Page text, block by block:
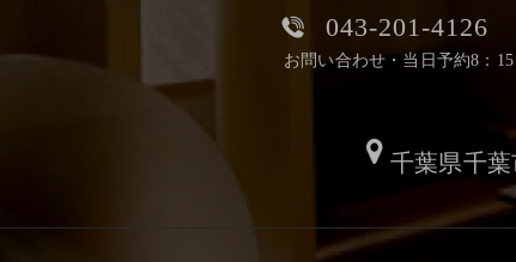
043-201-4126
お問い合わせ・当日予約8：15
千葉県千